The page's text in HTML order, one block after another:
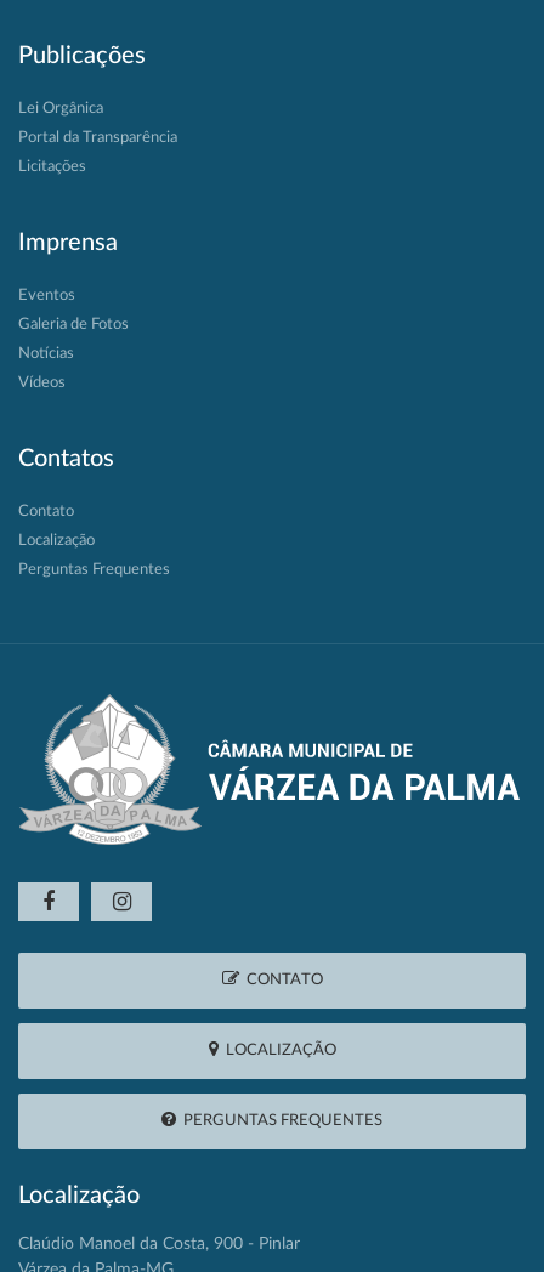
Publicações
Lei Orgânica
Portal da Transparência
Licitações
Imprensa
Eventos
Galeria de Fotos
Notícias
Vídeos
Contatos
Contato
Localização
Perguntas Frequentes
CONTATO
LOCALIZAÇÃO
PERGUNTAS FREQUENTES
Localização
Claúdio Manoel da Costa, 900 - Pinlar